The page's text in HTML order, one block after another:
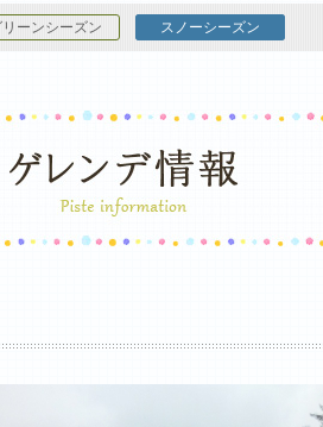
リーンシーズン スノーシーズン